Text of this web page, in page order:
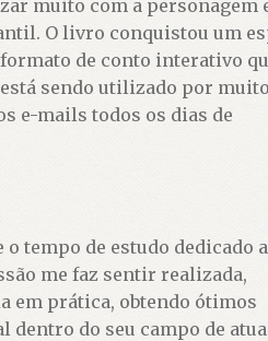
muito com a personagem
O livro conquistou um
de conto interativo
sendo utilizado por
e-mails todos os dias de
tempo de estudo dedicado
me faz sentir realizada,
em prática, obtendo ótimos
do seu campo de